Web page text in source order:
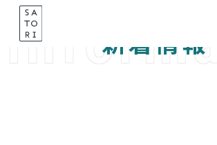
Skip
新着情報